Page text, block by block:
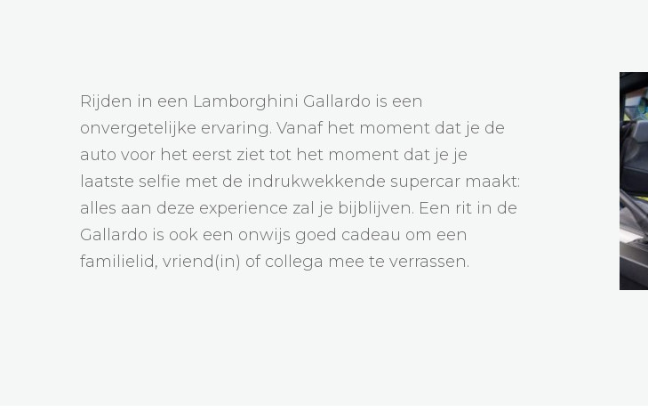
Rijden in een Lamborghini Gallardo is een
onvergetelijke ervaring. Vanaf het moment dat je de
auto voor het eerst ziet tot het moment dat je je
laatste selfie met de indrukwekkende supercar maakt:
alles aan deze experience zal je bijblijven. Een rit in de
Gallardo is ook een onwijs goed cadeau om een
familielid, vriend(in) of collega mee te verrassen.